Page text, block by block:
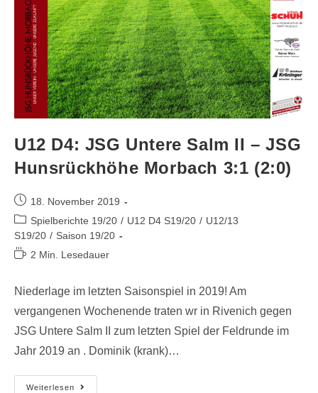
U12 D4: JSG Untere Salm II – JSG
Hunsrückhöhe Morbach 3:1 (2:0)
18. November 2019
Spielberichte 19/20 / U12 D4 S19/20 / U12/13
S19/20 / Saison 19/20
2 Min. Lesedauer
Niederlage im letzten Saisonspiel in 2019! Am
vergangenen Wochenende traten wr in Rivenich gegen
JSG Untere Salm II zum letzten Spiel der Feldrunde im
Jahr 2019 an . Dominik (krank)…
Weiterlesen